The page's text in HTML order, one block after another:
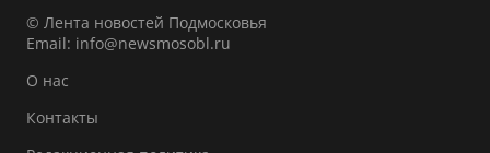
© Лента новостей Подмосковья
Email: info@newsmosobl.ru
О нас
Контакты